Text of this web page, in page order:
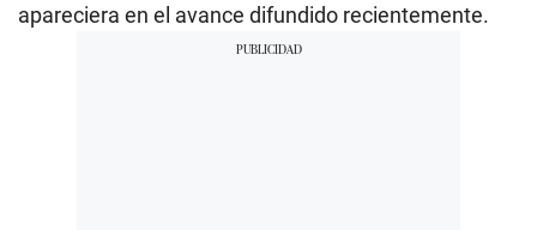
apareciera en el avance difundido recientemente.